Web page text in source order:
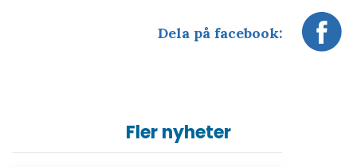
Dela på facebook:
Fler nyheter